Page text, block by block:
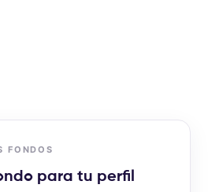
FONDOS
para tu perfil